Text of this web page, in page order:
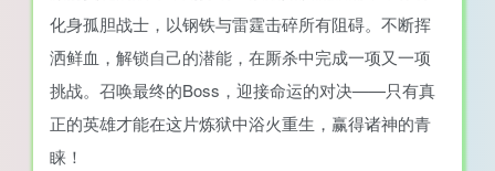
化身孤胆战士，以钢铁与雷霆击碎所有阻碍。不断挥
洒鲜血，解锁自己的潜能，在厮杀中完成一项又一项
挑战。召唤最终的Boss，迎接命运的对决——只有真
正的英雄才能在这片炼狱中浴火重生，赢得诸神的青
睐！